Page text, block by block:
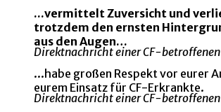
...vermittelt Zuversicht und
trotzdem den ernsten
aus den Augen…
Direktnachricht einer CF-betroffenen
...habe großen Respekt vor eurer
eurem Einsatz für CF-Erkrankte.
Direktnachricht einer CF-betroffenen